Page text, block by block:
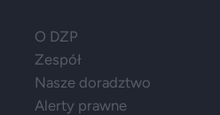
O DZP
Zespół
Nasze doradztwo
Alerty prawne